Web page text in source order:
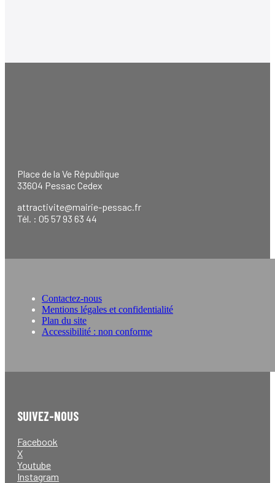
Place de la Ve République
33604 Pessac Cedex
attractivite@mairie-pessac.fr
Tél. : 05 57 93 63 44
Contactez-nous
Mentions légales et confidentialité
Plan du site
Accessibilité : non conforme
SUIVEZ-NOUS
Facebook
X
Youtube
Instagram